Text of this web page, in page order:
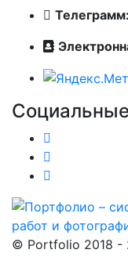
Телеграмм:
© Portfolio 2018 -